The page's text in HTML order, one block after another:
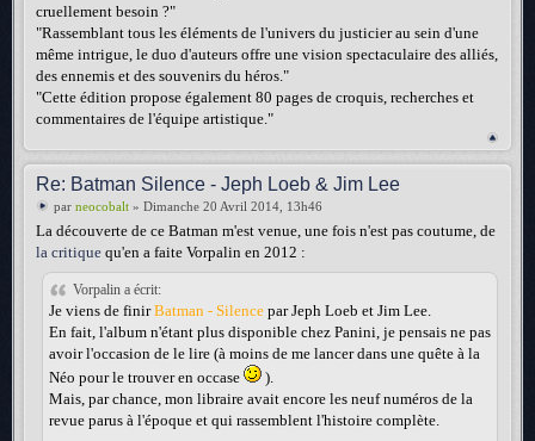
cruellement besoin ?"
"Rassemblant tous les éléments de l'univers du justicier au sein d'une
même intrigue, le duo d'auteurs offre une vision spectaculaire des alliés,
des ennemis et des souvenirs du héros."
"Cette édition propose également 80 pages de croquis, recherches et
commentaires de l'équipe artistique."
Re: Batman Silence - Jeph Loeb & Jim Lee
par neocobalt » Dimanche 20 Avril 2014, 13h46
La découverte de ce Batman m'est venue, une fois n'est pas coutume, de
la critique qu'en a faite Vorpalin en 2012 :
Vorpalin a écrit:
Je viens de finirBatman - Silence par Jeph Loeb et Jim Lee.
En fait, l'album n'étant plus disponible chez Panini, je pensais ne pas
avoir l'occasion de le lire (à moins de me lancer dans une quête à la
Néo pour le trouver en occase
).
Mais, par chance, mon libraire avait encore les neuf numéros de la
revue parus à l'époque et qui rassemblent l'histoire complète.